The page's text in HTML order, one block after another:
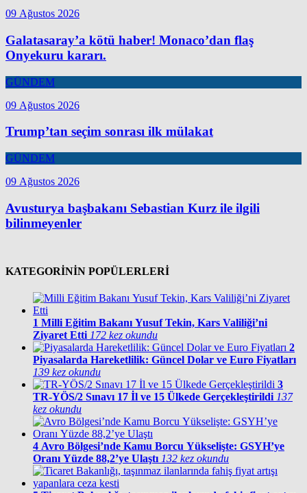
09 Ağustos 2026
Galatasaray’a kötü haber! Monaco’dan flaş
Onyekuru kararı.
GÜNDEM
09 Ağustos 2026
Trump’tan seçim sonrası ilk mülakat
GÜNDEM
09 Ağustos 2026
Avusturya başbakanı Sebastian Kurz ile ilgili
bilinmeyenler
KATEGORİNİN POPÜLERLERİ
1 Milli Eğitim Bakanı Yusuf Tekin, Kars Valiliği’ni
Ziyaret Etti 172 kez okundu
2
Piyasalarda Hareketlilik: Güncel Dolar ve Euro Fiyatları
139 kez okundu
3
TR-YÖS/2 Sınavı 17 İl ve 15 Ülkede Gerçekleştirildi 137
kez okundu
4 Avro Bölgesi’nde Kamu Borcu Yükselişte: GSYH’ye
Oranı Yüzde 88,2’ye Ulaştı 132 kez okundu